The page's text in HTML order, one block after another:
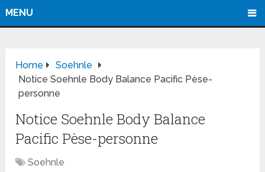
MENU
Home
Soehnle
Notice Soehnle Body Balance Pacific Pèse-
personne
Notice Soehnle Body Balance
Pacific Pèse-personne
Soehnle